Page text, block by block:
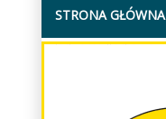
STRONA GŁÓWNA